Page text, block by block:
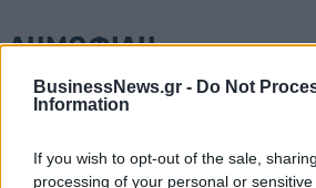
BusinessNews.gr - Do Not
Information
If you wish to opt-out of the sale,
processing of your personal or
ΔΗΜΟΦΙΛΗ
Η Vendora επεκτείνεται σε 27
05/08/2026 - 10:52 ΕΠΙΧΕΙΡΗΣΕΙΣ